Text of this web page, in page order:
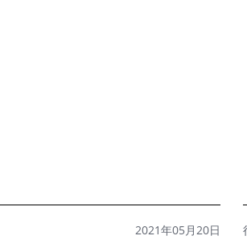
2021年05月20日